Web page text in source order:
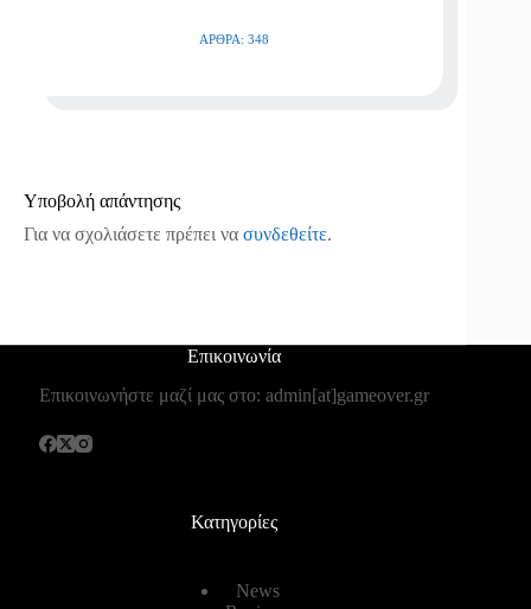
ΆΡΘΡΑ: 348
Υποβολή απάντησης
Για να σχολιάσετε πρέπει να συνδεθείτε.
Επικοινωνία
Επικοινωνήστε μαζί μας στο: admin[at]gameover.gr
Κατηγορίες
News